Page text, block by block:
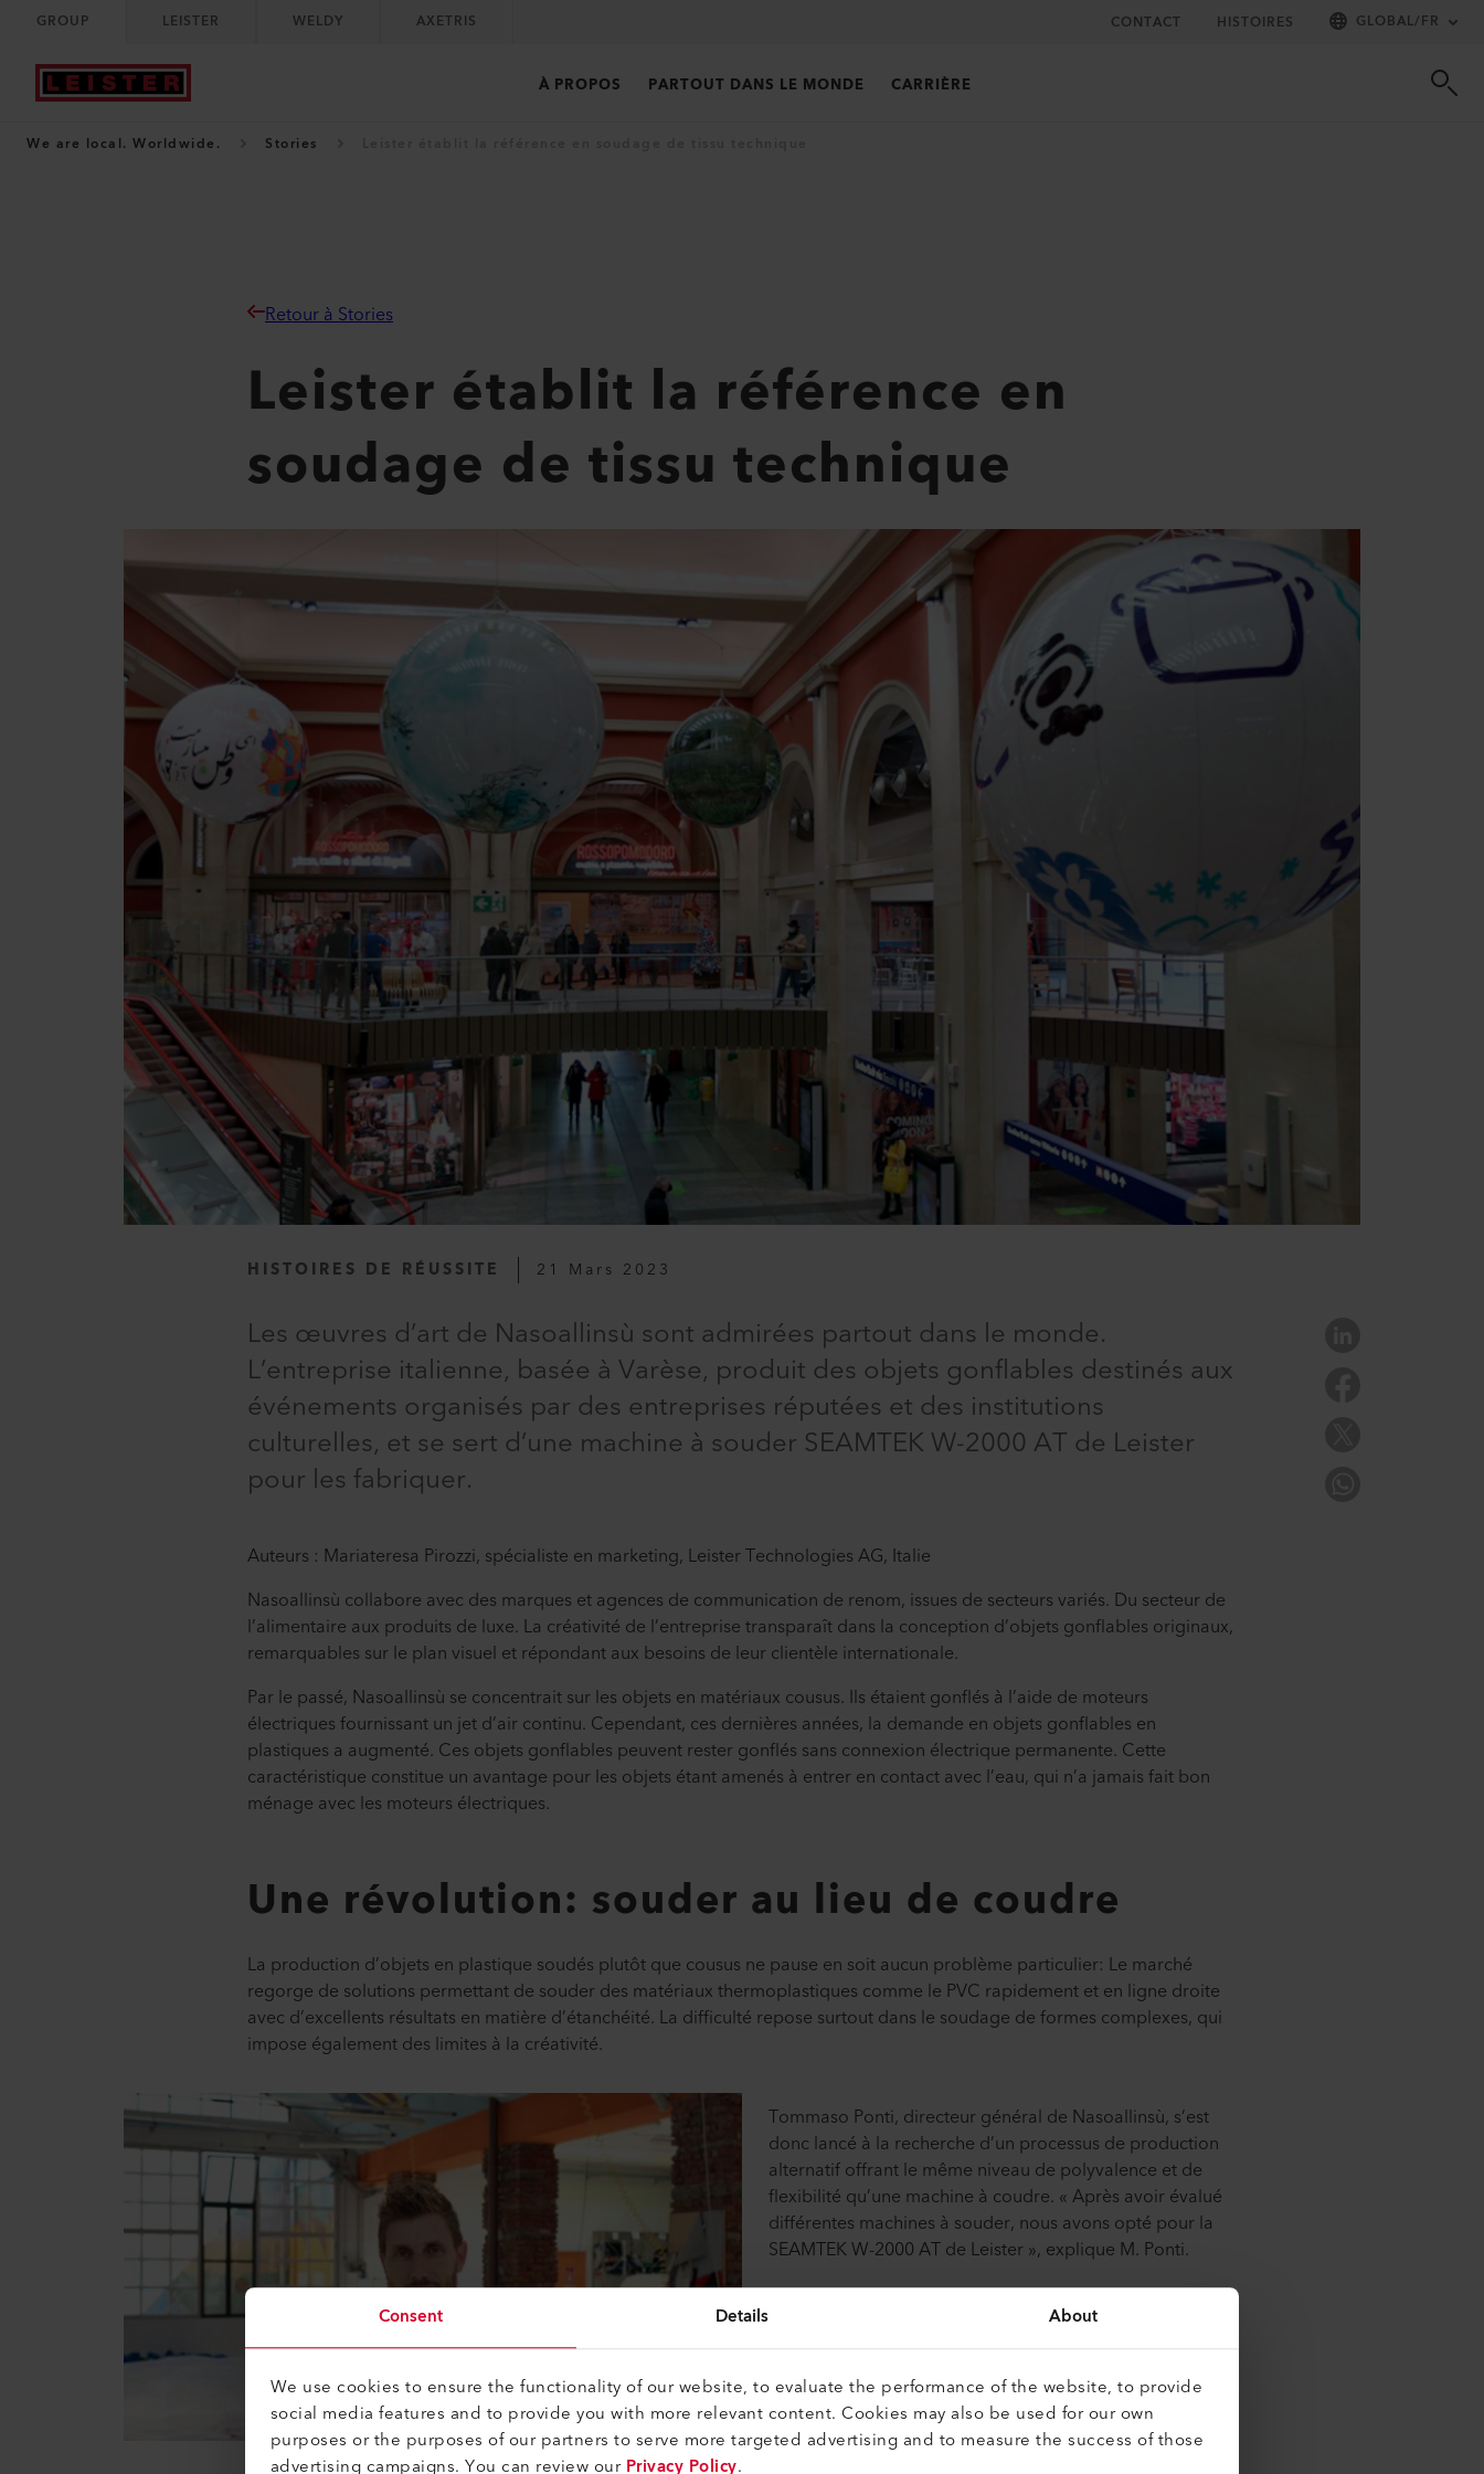
Consent Details About
We use cookies to ensure the functionality of our website, to evaluate the performance of the website, to provide
social media features and to provide you with more relevant content. Cookies may also be used for our own
purposes or the purposes of our partners to serve more targeted advertising and to measure the success of those
advertising campaigns. You can review ourPrivacy Policy.
GROUP LEISTER WELDY AXETRIS CONTACT HISTOIRES GLOBAL/FR
À PROPOS PARTOUT DANS LE MONDE CARRIÈRE
We are local. Worldwide. Stories
Retour à Stories
Leister établit la référence en
soudage de tissu technique
HISTOIRES DE RÉUSSITE 21 Mars 2023
Les œuvres d’art de Nasoallinsù sont admirées partout dans le monde.
L’entreprise italienne, basée à Varèse, produit des objets gonflables destinés aux
événements organisés par des entreprises réputées et des institutions
culturelles, et se sert d’une machine à souder SEAMTEK W-2000 AT de Leister
pour les fabriquer.
Auteurs : Mariateresa Pirozzi, spécialiste en marketing, Leister Technologies AG, Italie
Nasoallinsù collabore avec des marques et agences de communication de renom, issues de secteurs variés. Du secteur de
l’alimentaire aux produits de luxe. La créativité de l’entreprise transparaît dans la conception d’objets gonflables originaux,
remarquables sur le plan visuel et répondant aux besoins de leur clientèle internationale.
Par le passé, Nasoallinsù se concentrait sur les objets en matériaux cousus. Ils étaient gonflés à l’aide de moteurs
électriques fournissant un jet d’air continu. Cependant, ces dernières années, la demande en objets gonflables en
plastiques a augmenté. Ces objets gonflables peuvent rester gonflés sans connexion électrique permanente. Cette
caractéristique constitue un avantage pour les objets étant amenés à entrer en contact avec l’eau, qui n’a jamais fait bon
ménage avec les moteurs électriques.
Une révolution: souder au lieu de coudre
La production d’objets en plastique soudés plutôt que cousus ne pause en soit aucun problème particulier: Le marché
regorge de solutions permettant de souder des matériaux thermoplastiques comme le PVC rapidement et en ligne droite
avec d’excellents résultats en matière d’étanchéité. La difficulté repose surtout dans le soudage de formes complexes, qui
impose également des limites à la créativité.
Tommaso Ponti, directeur général de Nasoallinsù, s’est
donc lancé à la recherche d’un processus de production
alternatif offrant le même niveau de polyvalence et de
flexibilité qu’une machine à coudre. « Après avoir évalué
différentes machines à souder, nous avons opté pour la
SEAMTEK W-2000 AT de Leister », explique M. Ponti.